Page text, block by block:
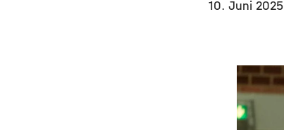
10. Juni 2025